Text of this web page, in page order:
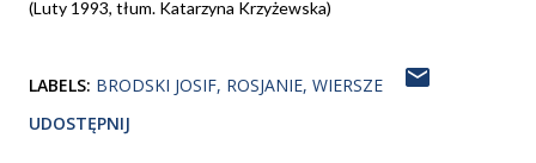
(Luty 1993, tłum. Katarzyna Krzyżewska)
LABELS: BRODSKI JOSIF ROSJANIE WIERSZE
UDOSTĘPNIJ